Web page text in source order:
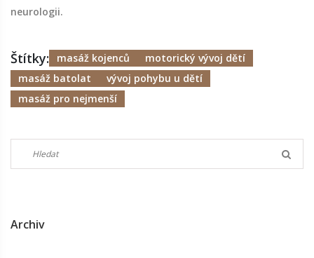
neurologii.
Štítky: masáž kojenců
motorický vývoj dětí
masáž batolat
vývoj pohybu u dětí
masáž pro nejmenší
Archiv